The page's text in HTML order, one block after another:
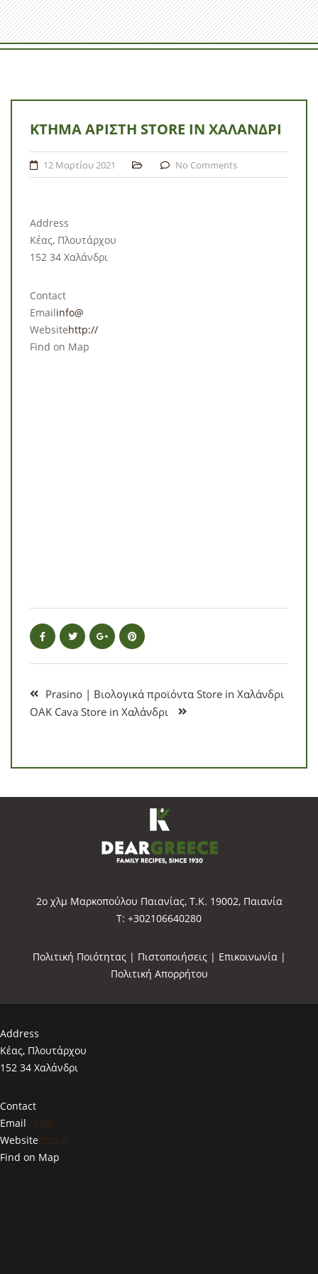
ΚΤΉΜΑ ΑΡΊΣΤΗ STORE IN ΧΑΛΆΝΔΡΙ
12 Μαρτίου 2021 No Comments
Address
Κέας, Πλουτάρχου
152 34 Χαλάνδρι
Contact
Emailinfo@
Websitehttp://
Find on Map
Prasino | Βιολογικά προϊόντα Store in Χαλάνδρι
OAK Cava Store in Χαλάνδρι
2o χλμ Μαρκοπούλου Παιανίας, Τ.Κ. 19002, Παιανία
Τ: +302106640280
Πολιτική Ποιότητας| Πιστοποιήσεις| Επικοινωνία|
Πολιτική Απορρήτου
Address
Κέας, Πλουτάρχου
152 34 Χαλάνδρι
Contact
Emailinfo@
Websitehttp://
Find on Map